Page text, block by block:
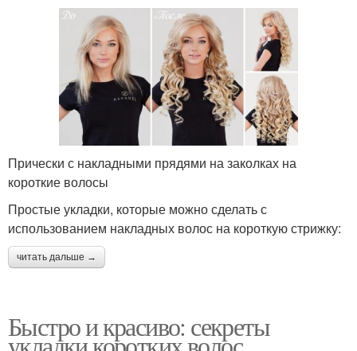
Прически с накладными прядями на заколках на
короткие волосы
Простые укладки, которые можно сделать с
использованием накладных волос на короткую стрижку:
читать дальше →
Быстро и красиво: секреты